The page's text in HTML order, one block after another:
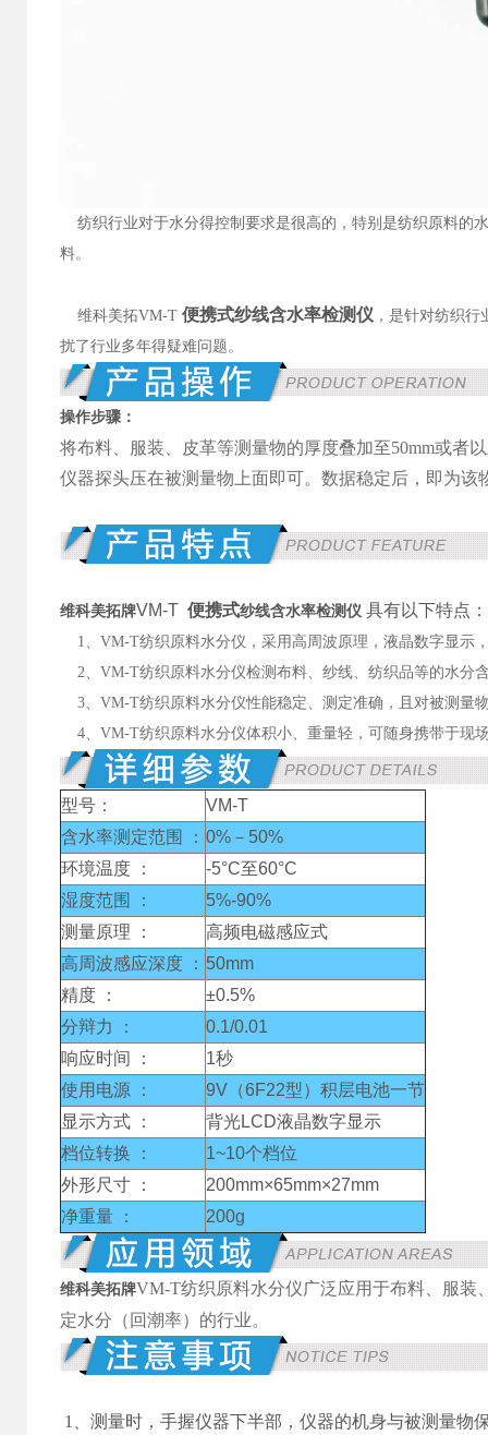
纺织行业对于水分得控制要求是很高的，特别是纺织原料的
料。
维科美拓VM-T 便携式纱线含水率检测仪 ，是针对纺织
扰了行业多年得疑难问题。
操作步骤：
将布料、服装、皮革等测量物的厚度叠加至50mm或者
仪器探头压在被测量物上面即可。数据稳定后，即为该
维科美拓牌VM-T 便携式纱线含水率检测仪 具有以下特点：
1、VM-T纺织原料水分仪，采用高周波原理，液晶数字显示
2、VM-T纺织原料水分仪检测布料、纱线、纺织品等的水分
3、VM-T纺织原料水分仪性能稳定、测定准确，且对被测量
4、VM-T纺织原料水分仪体积小、重量轻，可随身携带于现
型号：
VM-T
含水率测定范围 ： 0%－50%
环境温度 ：
-5°C至60°C
湿度范围 ：
5%-90%
测量原理 ：
高频电磁感应式
高周波感应深度 ： 50mm
精度 ：
±0.5%
分辩力 ：
0.1/0.01
响应时间 ：
1秒
使用电源 ：
9V（6F22型）积层电池一节
显示方式 ：
背光LCD液晶数字显示
档位转换 ：
1~10个档位
外形尺寸 ：
200mm×65mm×27mm
净重量 ：
200g
维科美拓牌VM-T纺织原料水分仪广泛应用于布料、服装
定水分（回潮率）的行业。
1、 测量时，手握仪器下半部，仪器的机身与被测量物